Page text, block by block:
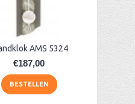
AMS 5324
€187,00
BESTELLEN